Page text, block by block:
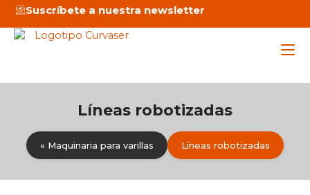
contenido
Suscríbete a nuestra newsletter
Líneas robotizadas
« Maquinaria para varillas Líneas robotizadas